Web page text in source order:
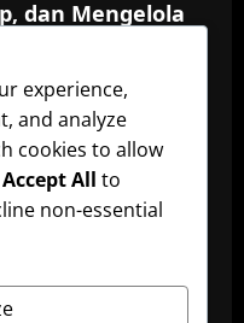
dan Mengelola
dari
Strategi
dalam
Gelap Lintas
experience,
and analyze
cookies to allow
Accept All to
non-essential